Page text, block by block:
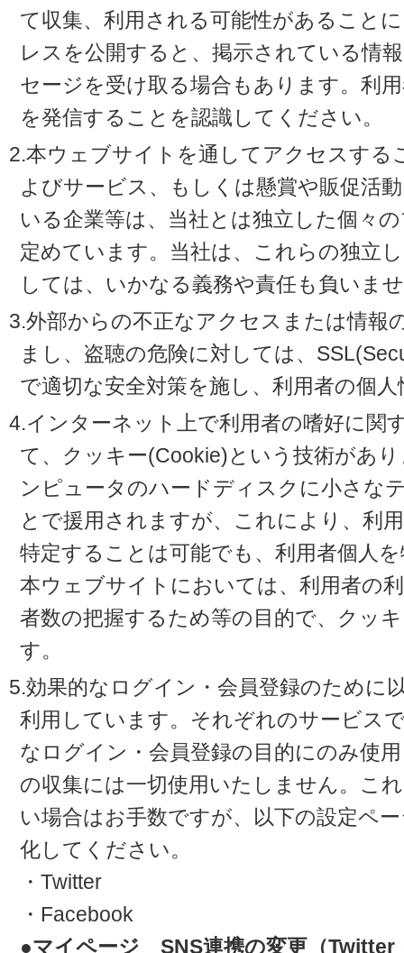
て収集、利用される可能性があること
レスを公開すると、掲示されている情
セージを受け取る場合もあります。利
を発信することを認識してください。
2.本ウェブサイトを通してアクセスする
よびサービス、もしくは懸賞や販促活
いる企業等は、当社とは独立した個々
定めています。当社は、これらの独立
しては、いかなる義務や責任も負いま
3.外部からの不正なアクセスまたは情報
まし、盗聴の危険に対しては、
で適切な安全対策を施し、利用者の個
4.インターネット上で利用者の嗜好に関
て、クッキー(Cookie)という技術があ
ンピュータのハードディスクに小さな
とで援用されますが、これにより、利
特定することは可能でも、利用者個人
本ウェブサイトにおいては、利用者の
者数の把握するため等の目的で、クッ
す。
5.効果的なログイン・会員登録のために
利用しています。それぞれのサービス
なログイン・会員登録の目的にのみ使
の収集には一切使用いたしません。こ
い場合はお手数ですが、以下の設定ペ
化してください。
・Twitter
・Facebook
●マイページ SNS連携の変更（Twitter